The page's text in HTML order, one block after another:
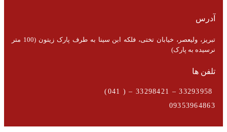
آدرس
تبریز، ولیعصر، خیابان تختی، فلکه ابن سینا به طرف پارک زیتون (100 متر
نرسیده به پارک)
تلفن ها
09353964863